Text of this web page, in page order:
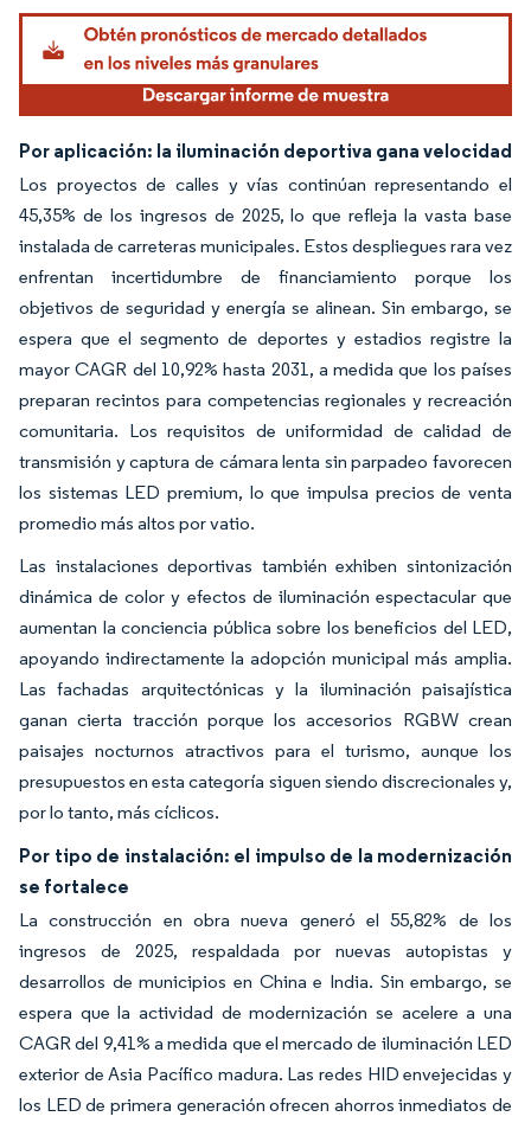
Por aplicación: la iluminación deportiva gana velocidad
Los proyectos de calles y vías continúan representando el
45,35% de los ingresos de 2025, lo que refleja la vasta base
instalada de carreteras municipales. Estos despliegues rara vez
enfrentan incertidumbre de financiamiento porque los
objetivos de seguridad y energía se alinean. Sin embargo, se
espera que el segmento de deportes y estadios registre la
mayor CAGR del 10,92% hasta 2031, a medida que los países
preparan recintos para competencias regionales y recreación
comunitaria. Los requisitos de uniformidad de calidad de
transmisión y captura de cámara lenta sin parpadeo favorecen
los sistemas LED premium, lo que impulsa precios de venta
promedio más altos por vatio.
Las instalaciones deportivas también exhiben sintonización
dinámica de color y efectos de iluminación espectacular que
aumentan la conciencia pública sobre los beneficios del LED,
apoyando indirectamente la adopción municipal más amplia.
Las fachadas arquitectónicas y la iluminación paisajística
ganan cierta tracción porque los accesorios RGBW crean
paisajes nocturnos atractivos para el turismo, aunque los
presupuestos en esta categoría siguen siendo discrecionales y,
por lo tanto, más cíclicos.
Por tipo de instalación: el impulso de la modernización
se fortalece
La construcción en obra nueva generó el 55,82% de los
ingresos de 2025, respaldada por nuevas autopistas y
desarrollos de municipios en China e India. Sin embargo, se
espera que la actividad de modernización se acelere a una
CAGR del 9,41% a medida que el mercado de iluminación LED
exterior de Asia Pacífico madura. Las redes HID envejecidas y
los LED de primera generación ofrecen ahorros inmediatos de